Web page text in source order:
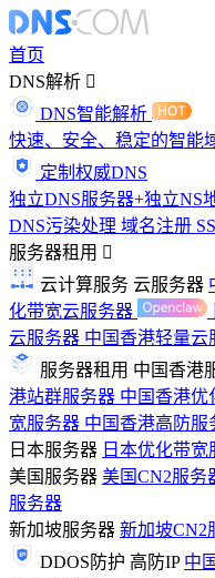
首页
DNS解析
DNS智能解析
快速、安全、稳定的智能
定制权威DNS
独立DNS服务器+独立NS
DNS污染处理 域名注册
服务器租用
云计算服务 云服务器
化带宽云服务器
云服务器 中国香港轻量云
服务器租用 中国香港
港站群服务器 中国香港优
宽服务器 中国香港高防服
日本服务器 日本优化带宽
美国服务器 美国CN2服务
服务器
新加坡服务器 新加坡CN2
DDOS防护 高防IP 中